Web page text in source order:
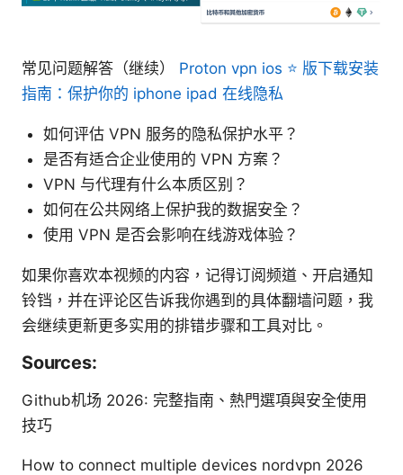
常见问题解答（继续） Proton vpn ios ⭐ 版下载安装
指南：保护你的 iphone ipad 在线隐私
如何评估 VPN 服务的隐私保护水平？
是否有适合企业使用的 VPN 方案？
VPN 与代理有什么本质区别？
如何在公共网络上保护我的数据安全？
使用 VPN 是否会影响在线游戏体验？
如果你喜欢本视频的内容，记得订阅频道、开启通知
铃铛，并在评论区告诉我你遇到的具体翻墙问题，我
会继续更新更多实用的排错步骤和工具对比。
Sources:
Github机场 2026: 完整指南、熱門選項與安全使用
技巧
How to connect multiple devices nordvpn 2026